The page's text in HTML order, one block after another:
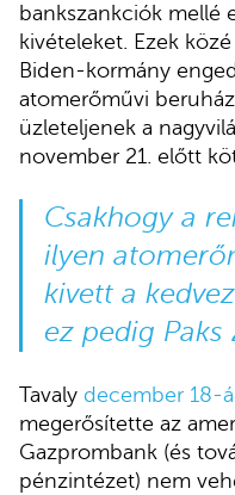
bankszankciók mellé
kivételeket. Ezek
Biden-kormány
atomerőművi
üzleteljenek a
november 21. előtt
Csakhogy a
ilyen
kivett a
ez pedig Paks
Tavaly december 18-
megerősítette az
Gazprombank (és
pénzintézet) nem